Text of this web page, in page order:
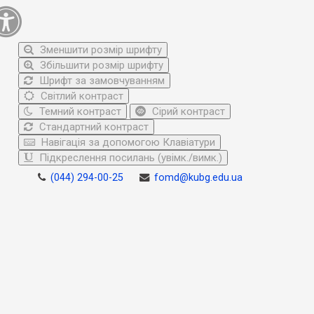
Зменшити розмір шрифту
Збільшити розмір шрифту
Шрифт за замовчуванням
Світлий контраст
Темний контраст
Сірий контраст
Стандартний контраст
Навігація за допомогою Клавіатури
Підкреслення посилань (увімк./вимк.)
(044) 294-00-25 fomd@kubg.edu.ua